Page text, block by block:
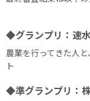
◆グランプリ：速
農業を行ってきた人
ト
◆準グランプリ：